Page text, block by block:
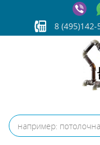
8 (495)142-